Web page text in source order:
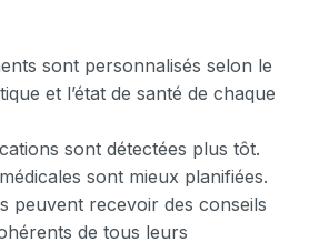
sont personnalisés selon le
et l’état de santé de chaque
sont détectées plus tôt.
sont mieux planifiées.
peuvent recevoir des conseils
de tous leurs